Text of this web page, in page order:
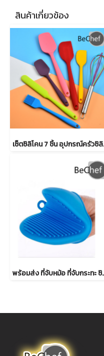
สินค้าเกี่ยวข้อง
เซ็ตซิลิโคน 7 ชิ้
พร้อมส่ง ที่จับหม้อ ที่จับกระทะ ซิ